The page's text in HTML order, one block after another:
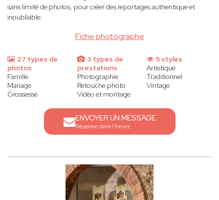
Fiche photographe
sans limité de photos, pour créer des reportages authentique et
inoubliable.
27 types de
photos
Famille
Mariage
Grossesse
3 types de
prestations
Photographie
Retouche photo
Vidéo et montage
5 styles
Artistique
Traditionnel
Vintage
ENVOYER UN MESSAGE
Réponse dans l'heure